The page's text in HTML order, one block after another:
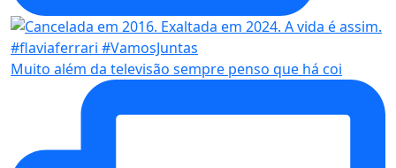
Muito além da televisão sempre penso que há coi